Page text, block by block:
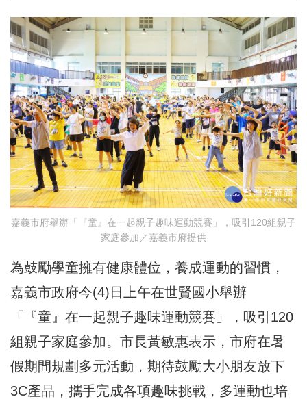
嘉義市府舉辦「『童』在一起親子趣味運動競賽」，吸引120組親子
家庭參加／嘉義市府提供
為鼓勵學童擁有健康體位，養成運動的習慣，
嘉義市政府今(4)日上午在世賢國小舉辦
「『童』在一起親子趣味運動競賽」，吸引120
組親子家庭參加。市長黃敏惠表示，市府在暑
假期間規劃多元活動，期待鼓勵大小朋友放下
3C產品，攜手完成各項趣味挑戰，多運動也培